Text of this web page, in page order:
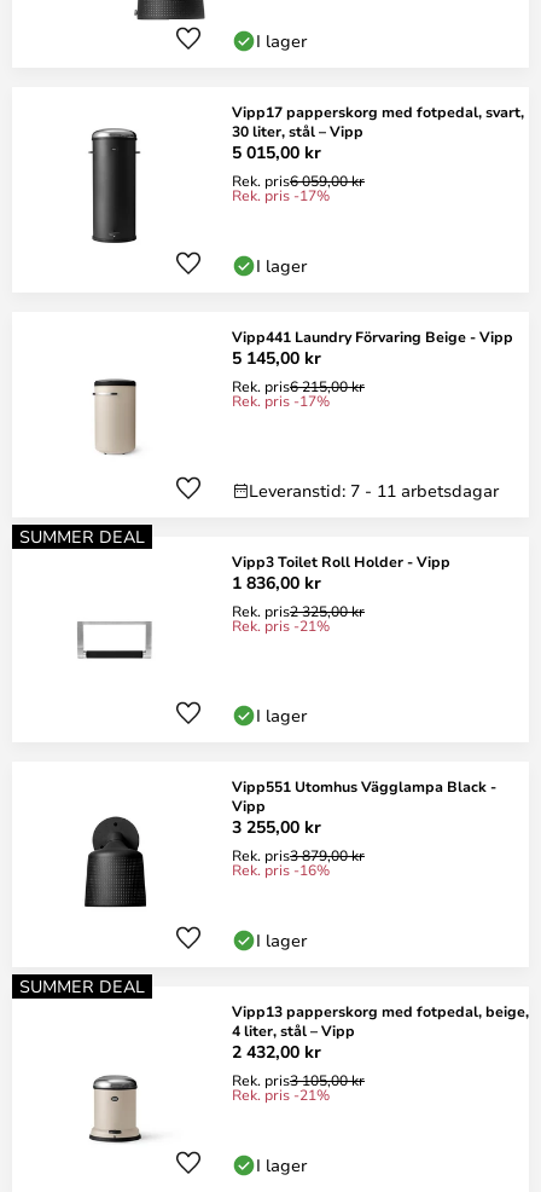
I lager
Vipp17 papperskorg med fotpedal, svart,
30 liter, stål – Vipp
5 015,00 kr
Rek. pris6 059,00 kr
Rek. pris -17%
I lager
Vipp441 Laundry Förvaring Beige - Vipp
5 145,00 kr
Rek. pris6 215,00 kr
Rek. pris -17%
Leveranstid: 7 - 11 arbetsdagar
SUMMER DEAL
Vipp3 Toilet Roll Holder - Vipp
1 836,00 kr
Rek. pris2 325,00 kr
Rek. pris -21%
I lager
Vipp551 Utomhus Vägglampa Black -
Vipp
3 255,00 kr
Rek. pris3 879,00 kr
Rek. pris -16%
I lager
SUMMER DEAL
Vipp13 papperskorg med fotpedal, beige,
4 liter, stål – Vipp
2 432,00 kr
Rek. pris3 105,00 kr
Rek. pris -21%
I lager